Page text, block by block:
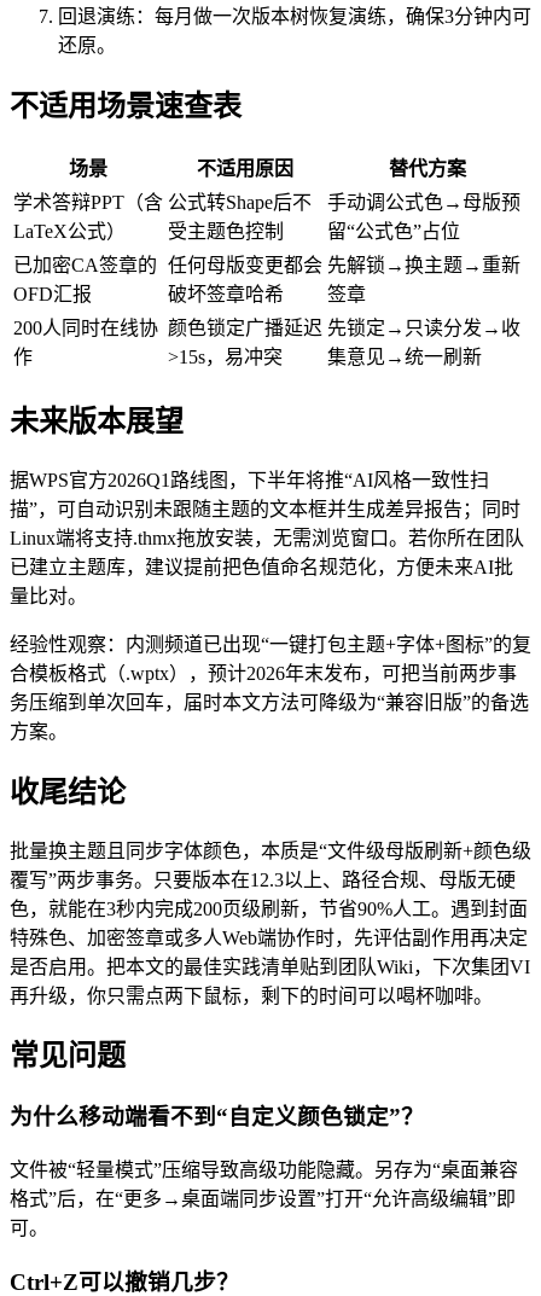
回退演练：每月做一次版本树恢复演练，确保3分钟内可
还原。
不适用场景速查表
场景 不适用原因
替代方案
学术答辩PPT（含
LaTeX公式）
公式转Shape后不
受主题色控制
手动调公式色→母版预
留“公式色”占位
已加密CA签章的
OFD汇报
任何母版变更都会
破坏签章哈希
先解锁→换主题→重新
签章
200人同时在线协
作
颜色锁定广播延迟
>15s，易冲突
先锁定→只读分发→收
集意见→统一刷新
未来版本展望
据WPS官方2026Q1路线图，下半年将推“AI风格一致性扫
描”，可自动识别未跟随主题的文本框并生成差异报告；同时
Linux端将支持.thmx拖放安装，无需浏览窗口。若你所在团队
已建立主题库，建议提前把色值命名规范化，方便未来AI批
量比对。
经验性观察：内测频道已出现“一键打包主题+字体+图标”的复
合模板格式（.wptx），预计2026年末发布，可把当前两步事
务压缩到单次回车，届时本文方法可降级为“兼容旧版”的备选
方案。
收尾结论
批量换主题且同步字体颜色，本质是“文件级母版刷新+颜色级
覆写”两步事务。只要版本在12.3以上、路径合规、母版无硬
色，就能在3秒内完成200页级刷新，节省90%人工。遇到封面
特殊色、加密签章或多人Web端协作时，先评估副作用再决定
是否启用。把本文的最佳实践清单贴到团队Wiki，下次集团VI
再升级，你只需点两下鼠标，剩下的时间可以喝杯咖啡。
常见问题
为什么移动端看不到“自定义颜色锁定”？
文件被“轻量模式”压缩导致高级功能隐藏。另存为“桌面兼容
格式”后，在“更多→桌面端同步设置”打开“允许高级编辑”即
可。
Ctrl+Z可以撤销几步？